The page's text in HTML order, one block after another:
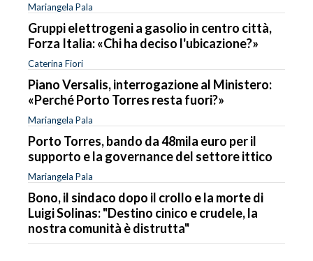
Mariangela Pala
Gruppi elettrogeni a gasolio in centro città,
Forza Italia: «Chi ha deciso l'ubicazione?»
Caterina Fiori
Piano Versalis, interrogazione al Ministero:
«Perché Porto Torres resta fuori?»
Mariangela Pala
Porto Torres, bando da 48mila euro per il
supporto e la governance del settore ittico
Mariangela Pala
Bono, il sindaco dopo il crollo e la morte di
Luigi Solinas: "Destino cinico e crudele, la
nostra comunità è distrutta"